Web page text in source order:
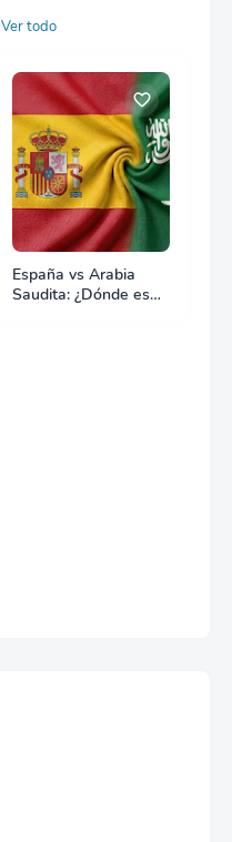
Ver todo
España vs Arabia
Saudita: ¿Dónde es